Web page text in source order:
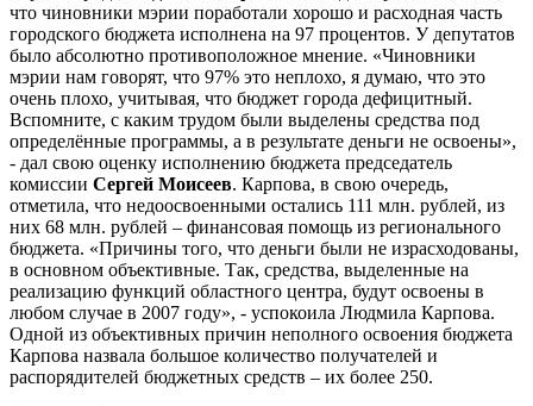
что чиновники мэрии поработали хорошо и расходная часть
городского бюджета исполнена на 97 процентов. У депутатов
было абсолютно противоположное мнение. «Чиновники
мэрии нам говорят, что 97% это неплохо, я думаю, что это
очень плохо, учитывая, что бюджет города дефицитный.
Вспомните, с каким трудом были выделены средства под
определённые программы, а в результате деньги не освоены»,
- дал свою оценку исполнению бюджета председатель
комиссии Сергей Моисеев. Карпова, в свою очередь,
отметила, что недоосвоенными остались 111 млн. рублей, из
них 68 млн. рублей – финансовая помощь из регионального
бюджета. «Причины того, что деньги были не израсходованы,
в основном объективные. Так, средства, выделенные на
реализацию функций областного центра, будут освоены в
любом случае в 2007 году», - успокоила Людмила Карпова.
Одной из объективных причин неполного освоения бюджета
Карпова назвала большое количество получателей и
распорядителей бюджетных средств – их более 250.